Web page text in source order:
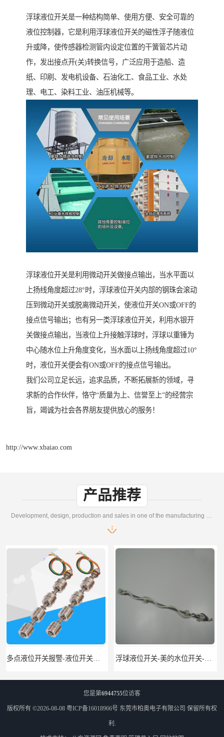
浮球液位开关是一种结构简单、使用方便、安全可靠的
液位控制器，它是利用浮球液位开关的磁性浮子随液位
升或降，使传感器检测管内设定位置的干簧管芯片动
作，发出接点开(关)转换信号，广泛应用于造船、造
纸、印刷、发电机设备、石油化工、食品工业、水处
理、电工、染料工业、油压机械等。
浮球液位开关是利用微动开关做接点输出，当水平面以
上扬线角度超过28°时，浮球液位开关内部的钢珠会滚动
压到微动开关或脱离微动开关，使液位开关ON或OFF的
接点信号输出；也有另一类浮球液位开关，利用水银开
关做接点输出，当液位上升接触浮球时，浮球以重锤为
中心随水位上升角度变化，当水面以上扬线角度超过10°
时，液位开关便会有ON或OFF的接点信号输出。
我们公司立足长远，追求品质，不断拓展新的领域，寻
求新的合作伙伴，恪守“质量为上、信誉至上”的经营宗
旨，竭诚为社会各界朋友提供放心的服务！
http://www.xbaiao.com
产品推荐
Development, design, production and sales in one of the manufacturing enterprises
您是第6944755位访客
版权所有 ©2026-08-08 粤ICP备16018966号 东莞市柏奥电子有限公司 保留所有权
利.